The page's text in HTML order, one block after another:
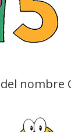
nombre